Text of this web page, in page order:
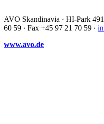
AVO Skandinavia · HI-Park
60 59 · Fax +45 97 21 70 59 ·
www.avo.de